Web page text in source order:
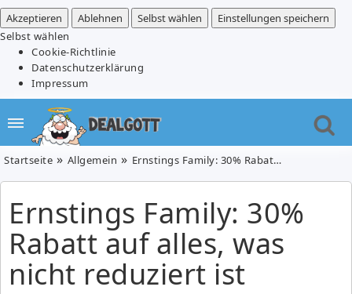
Akzeptieren
Ablehnen Selbst wählen
Einstellungen speichern
Selbst wählen
Cookie-Richtlinie
Datenschutzerklärung
Impressum
Startseite Allgemein Ernstings Family: 30% Rabatt auf alles, was nicht reduziert ist
Ernstings Family: 30%
Rabatt auf alles, was
nicht reduziert ist